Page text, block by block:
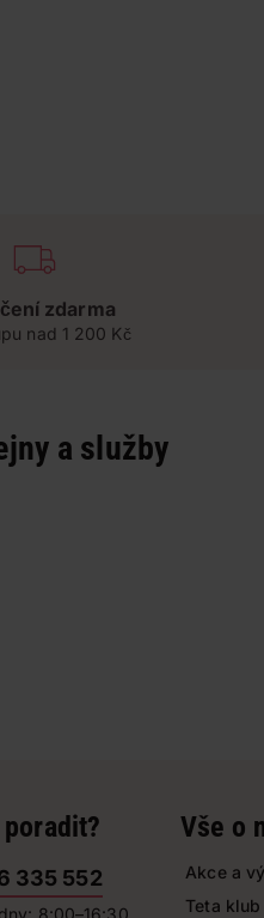
zdarma
nad 1 200 Kč
a služby
335 552
8:00–16:30
Vše o
Akce a
Teta klub